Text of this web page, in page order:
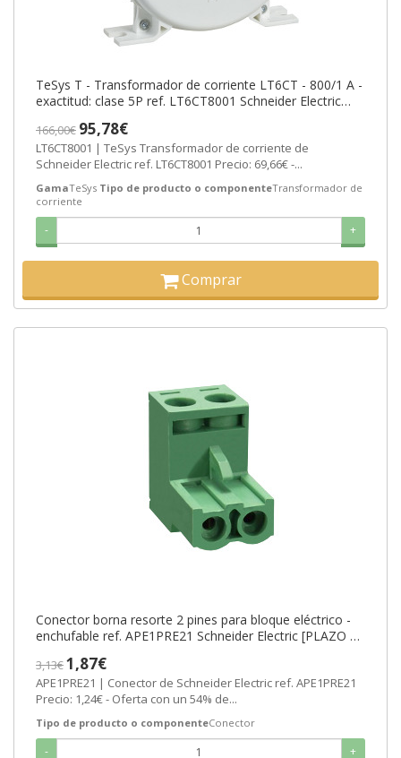
TeSys T - Transformador de corriente LT6CT - 800/1 A -
exactitud: clase 5P ref. LT6CT8001 Schneider Electric
166,00€ 95,78€
LT6CT8001 | TeSys Transformador de corriente de
Schneider Electric ref. LT6CT8001 Precio: 69,66€ -...
GamaTeSys Tipo de producto o componenteTransformador de
corriente
- +
Comprar
Conector borna resorte 2 pines para bloque eléctrico -
enchufable ref. APE1PRE21 Schneider Electric [PLAZO 3-
3,13€1,87€
APE1PRE21 | Conector de Schneider Electric ref. APE1PRE21
Precio: 1,24€ - Oferta con un 54% de...
Tipo de producto o componenteConector
- +